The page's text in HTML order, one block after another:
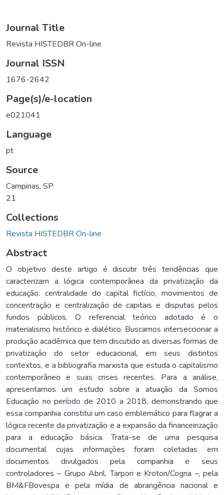
Journal Title
Revista HISTEDBR On-line
Journal ISSN
1676-2642
Page(s)/e-location
e021041
Language
pt
Source
Campinas, SP
21
Collections
Revista HISTEDBR On-line
Abstract
O objetivo deste artigo é discutir três tendências que
caracterizam a lógica contemporânea da privatização da
educação: centralidade do capital fictício, movimentos de
concentração e centralização de capitais e disputas pelos
fundos públicos. O referencial teórico adotado é o
materialismo histórico e dialético. Buscamos interseccionar a
produção acadêmica que tem discutido as diversas formas de
privatização do setor educacional, em seus distintos
contextos, e a bibliografia marxista que estuda o capitalismo
contemporâneo e suas crises recentes. Para a análise,
apresentamos um estudo sobre a atuação da Somos
Educação no período de 2010 a 2018, demonstrando que
essa companhia constitui um caso emblemático para flagrar a
lógica recente da privatização e a expansão da financeirização
para a educação básica. Trata-se de uma pesquisa
documental cujas informações foram coletadas em
documentos divulgados pela companhia e seus
controladores – Grupo Abril, Tarpon e Kroton/Cogna –, pela
BM&FBovespa e pela mídia de abrangência nacional e